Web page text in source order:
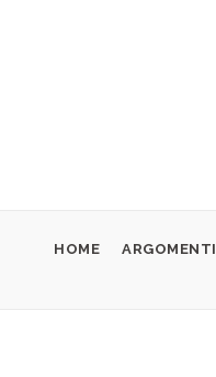
HOME ARGOMENTI